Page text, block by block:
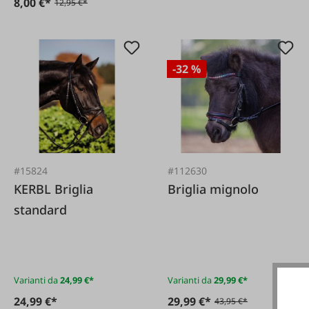
12,95 €*
#15824
KERBL Briglia
standard
Varianti da24,99 €*
24,99 €*
-32 %
#112630
Briglia mignolo
Varianti da29,99 €*
29,99 €* 43,95 €*